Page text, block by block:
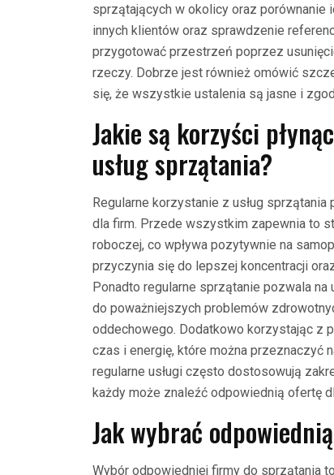
sprzątających w okolicy oraz porównanie
innych klientów oraz sprawdzenie
przygotować przestrzeń poprzez
rzeczy. Dobrze jest również omówić
się, że wszystkie ustalenia są jasne i
Jakie są korzyści
usług sprzątania?
Regularne korzystanie z usług
dla firm. Przede wszystkim zapewnia to
roboczej, co wpływa pozytywnie na
przyczynia się do lepszej koncentracji
Ponadto regularne sprzątanie pozwala
do poważniejszych problemów
oddechowego. Dodatkowo korzystając z
czas i energię, które można przeznaczyć
regularne usługi często dostosowują
każdy może znaleźć odpowiednią ofertę
Jak wybrać
Wybór odpowiedniej firmy do sprzątania